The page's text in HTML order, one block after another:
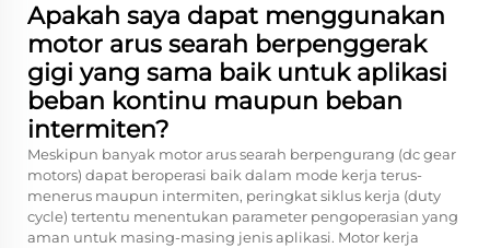
Apakah saya dapat menggunakan
motor arus searah berpenggerak
gigi yang sama baik untuk aplikasi
beban kontinu maupun beban
intermiten?
Meskipun banyak motor arus searah berpengurang (dc gear
motors) dapat beroperasi baik dalam mode kerja terus-
menerus maupun intermiten, peringkat siklus kerja (duty
cycle) tertentu menentukan parameter pengoperasian yang
aman untuk masing-masing jenis aplikasi. Motor kerja